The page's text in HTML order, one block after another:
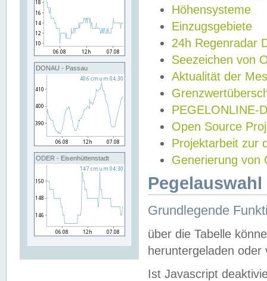
DONAU - Passau
ODER - Eisenhüttenstadt
Höhensysteme
Einzugsgebiete
24h Regenradar
Seezeichen von
Aktualität der
PEGELONLINE-
Open Source
Projektarbeit zur
Generierung von
Grundlegende
über die Tabelle
heruntergeladen oder
Ist Javascript